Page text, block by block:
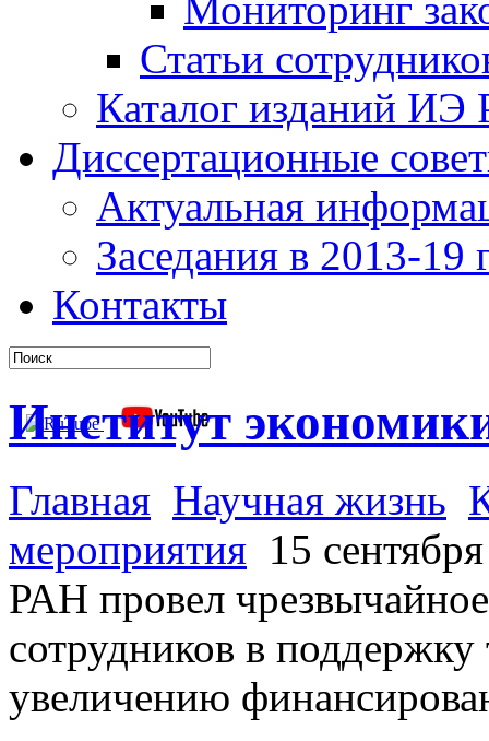
Статьи
Каталог изданий ИЭ
Диссертационные
Актуальная
Заседания в 2013-19
Контакты
Институт
Главная Научная жизнь
мероприятия 15
РАН провел
сотрудников в
увеличению